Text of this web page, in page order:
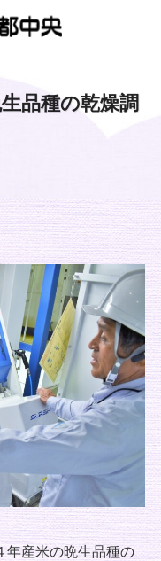
品種の乾燥調
年産米の晩生品種の